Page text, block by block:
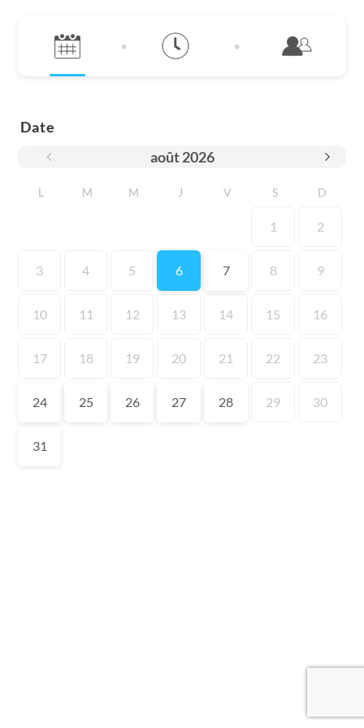
Date
août 2026
L M M J V S D
1 2
3 4 5 6 7 8 9
10 11 12 13 14 15 16
17 18 19 20 21 22 23
24 25 26 27 28 29 30
31